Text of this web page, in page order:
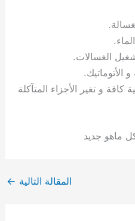
الغسالات.
الأتوماتيك.
كافة و تغير الأجزاء المتآكلة
ماهو جديد
المقالة التالية ←